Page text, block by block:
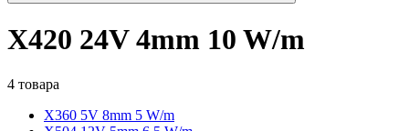
X420 24V 4mm 10 W/m
4 товара
X360 5V 8mm 5 W/m